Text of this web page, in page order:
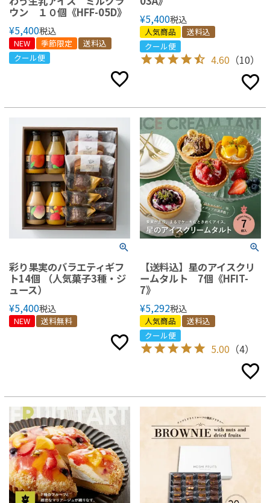
ウン １０個《HFF-05D》
¥5,400税込
NEW 季節限定
送料込
クール便
¥5,400税込
人気商品
送料込
クール便
4.60 （10）
彩り果実のバラエティギフ
ト14個 （人気菓子3種・ジ
ュース）
¥5,400税込
NEW 送料無料
【送料込】星のアイスクリ
ームタルト 7個《HFIT-
7》
¥5,292税込
人気商品
送料込
クール便
5.00 （4）